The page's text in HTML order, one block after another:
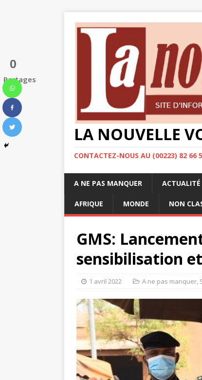
LA NOUVELLE
CONTACTEZ-NOUS AU (00223) 82 66
A NE PAS MANQUER ACTUALITÉ
AFRIQUE MONDE NON
GMS:
sensibilisation
1 avril 2022 A ne pas manquer,
0
Partages